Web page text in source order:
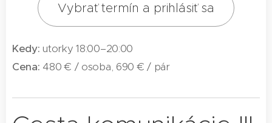
Vybrať termín a prihlásiť sa
Kedy: utorky 18:00–20:00
Cena: 480 € / osoba, 690 € / pár